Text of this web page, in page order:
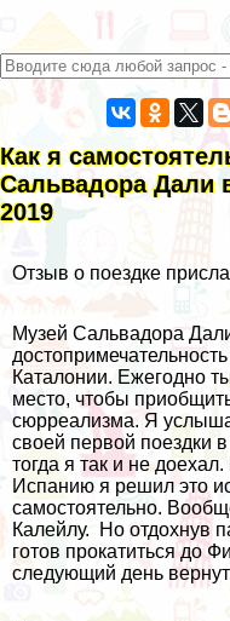
Как я
Сальвадора Дали
2019
Отзыв о поездке
Музей Сальвадора
Каталонии. Ежегодно
место, чтобы
сюрреализма. Я
своей первой поездки
тогда я так и не
Испанию я решил это
самостоятельно.
Калейлу. Но отдохнув
готов прокатиться до
следующий день